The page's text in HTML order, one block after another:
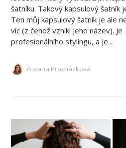
šatníku. Takový kapsulový šatník
Ten můj kapsulový šatník je ale
víc (z čehož vznikl jeho název).
profesionálního stylingu, a je...
Zuzana Procházková